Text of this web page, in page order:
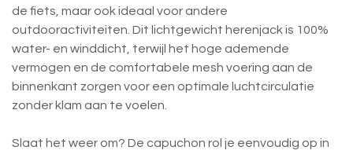
de fiets, maar ook ideaal voor andere
outdooractiviteiten. Dit lichtgewicht herenjack is 100%
water- en winddicht, terwijl het hoge ademende
vermogen en de comfortabele mesh voering aan de
binnenkant zorgen voor een optimale luchtcirculatie
zonder klam aan te voelen.
Slaat het weer om? De capuchon rol je eenvoudig op in